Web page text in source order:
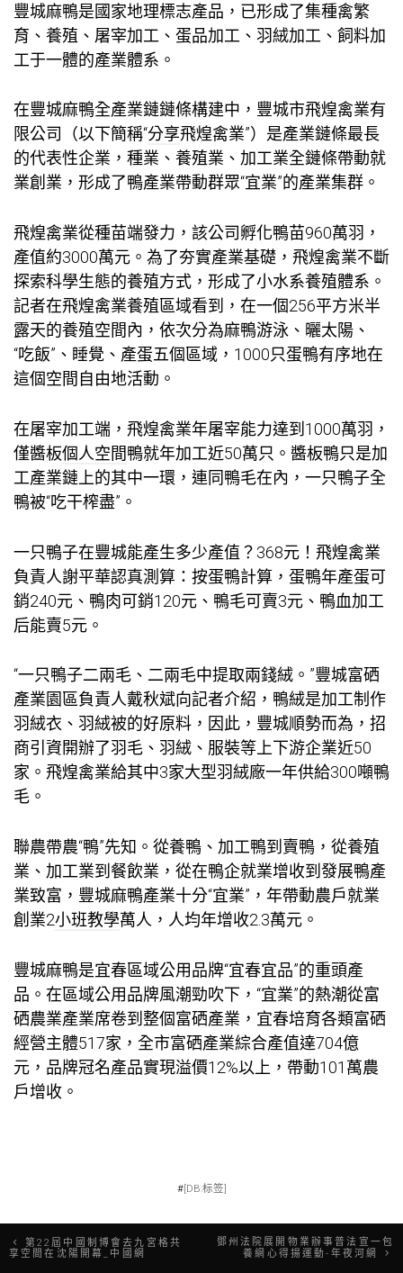
豐城麻鴨是國家地理標志產品，已形成了集種禽繁
育、養殖、屠宰加工、蛋品加工、羽絨加工、飼料加
工于一體的產業體系。
在豐城麻鴨全產業鏈鏈條構建中，豐城市飛煌禽業有
限公司（以下簡稱“分享飛煌禽業”）是產業鏈條最長
的代表性企業，種業、養殖業、加工業全鏈條帶動就
業創業，形成了鴨產業帶動群眾“宜業”的產業集群。
飛煌禽業從種苗端發力，該公司孵化鴨苗960萬羽，
產值約3000萬元。為了夯實產業基礎，飛煌禽業不斷
探索科學生態的養殖方式，形成了小水系養殖體系。
記者在飛煌禽業養殖區域看到，在一個256平方米半
露天的養殖空間內，依次分為麻鴨游泳、曬太陽、
“吃飯”、睡覺、產蛋五個區域，1000只蛋鴨有序地在
這個空間自由地活動。
在屠宰加工端，飛煌禽業年屠宰能力達到1000萬羽，
僅醬板個人空間鴨就年加工近50萬只。醬板鴨只是加
工產業鏈上的其中一環，連同鴨毛在內，一只鴨子全
鴨被“吃干榨盡”。
一只鴨子在豐城能產生多少產值？368元！飛煌禽業
負責人謝平華認真測算：按蛋鴨計算，蛋鴨年產蛋可
銷240元、鴨肉可銷120元、鴨毛可賣3元、鴨血加工
后能賣5元。
“一只鴨子二兩毛、二兩毛中提取兩錢絨。”豐城富硒
產業園區負責人戴秋斌向記者介紹，鴨絨是加工制作
羽絨衣、羽絨被的好原料，因此，豐城順勢而為，招
商引資開辦了羽毛、羽絨、服裝等上下游企業近50
家。飛煌禽業給其中3家大型羽絨廠一年供給300噸鴨
毛。
聯農帶農“鴨”先知。從養鴨、加工鴨到賣鴨，從養殖
業、加工業到餐飲業，從在鴨企就業增收到發展鴨產
業致富，豐城麻鴨產業十分“宜業”，年帶動農戶就業
創業2小班教學萬人，人均年增收2.3萬元。
豐城麻鴨是宜春區域公用品牌“宜春宜品”的重頭產
品。在區域公用品牌風潮勁吹下，“宜業”的熱潮從富
硒農業產業席卷到整個富硒產業，宜春培育各類富硒
經營主體517家，全市富硒產業綜合產值達704億
元，品牌冠名產品實現溢價12%以上，帶動101萬農
戶增收。
#[DB:标签]
文第22屆中國制博會去九宮格共
享空間在沈陽開幕_中國網
鄧州法院展開物業辦事普法宣一包
養網心得揚運動-年夜河網